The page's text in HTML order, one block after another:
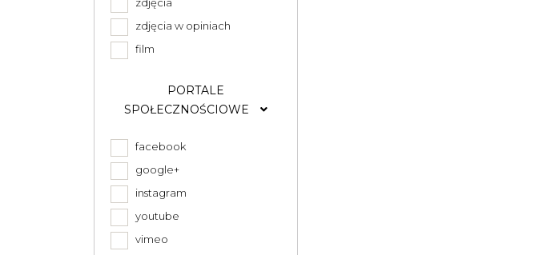
zdjęcia w opiniach
film
PORTALE
SPOŁECZNOŚCIOWE
facebook
google+
instagram
youtube
vimeo